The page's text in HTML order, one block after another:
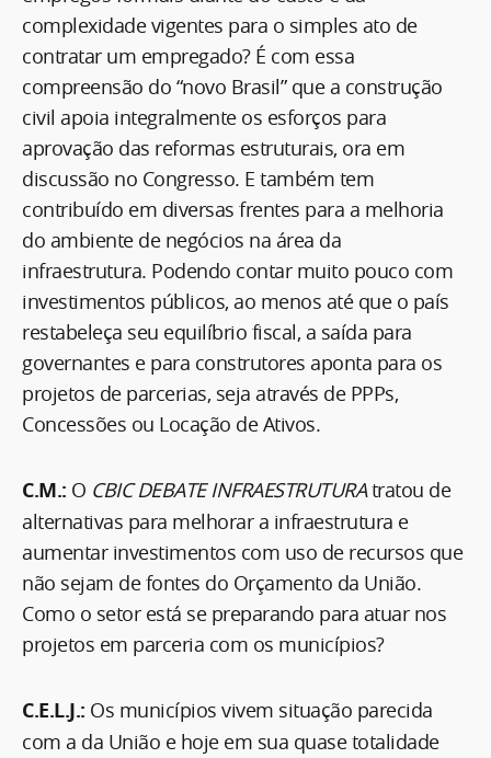
complexidade vigentes para o simples ato de
contratar um empregado? É com essa
compreensão do “novo Brasil” que a construção
civil apoia integralmente os esforços para
aprovação das reformas estruturais, ora em
discussão no Congresso. E também tem
contribuído em diversas frentes para a melhoria
do ambiente de negócios na área da
infraestrutura. Podendo contar muito pouco com
investimentos públicos, ao menos até que o país
restabeleça seu equilíbrio fiscal, a saída para
governantes e para construtores aponta para os
projetos de parcerias, seja através de PPPs,
Concessões ou Locação de Ativos.
C.M.: O CBIC DEBATE INFRAESTRUTURAtratou de
alternativas para melhorar a infraestrutura e
aumentar investimentos com uso de recursos que
não sejam de fontes do Orçamento da União.
Como o setor está se preparando para atuar nos
projetos em parceria com os municípios?
C.E.L.J.: Os municípios vivem situação parecida
com a da União e hoje em sua quase totalidade